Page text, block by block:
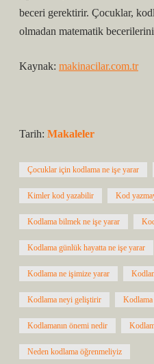
beceri gerektirir. Çocuklar,
olmadan matematik
Kaynak: makinacilar.com.tr
Tarih: Makaleler
Çocuklar için kodlama ne işe yarar
Kimler kod yazabilir Kod
Kodlama bilmek ne işe yarar
Kodlama günlük hayatta ne işe yarar
Kodlama ne işimize yarar
Kodlama neyi geliştirir
Kodlamanın önemi nedir
Neden kodlama öğrenmeliyiz